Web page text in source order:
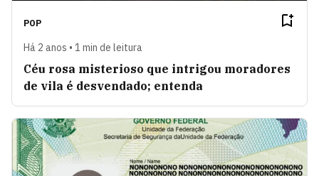
POP
Há 2 anos • 1 min de leitura
Céu rosa misterioso que intrigou moradores
de vila é desvendado; entenda